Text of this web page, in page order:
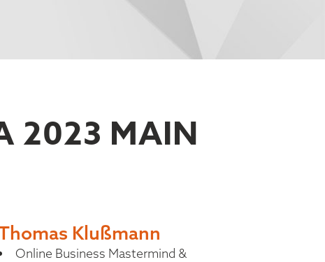
2023 MAIN
Klußmann
Online Business Mastermind &